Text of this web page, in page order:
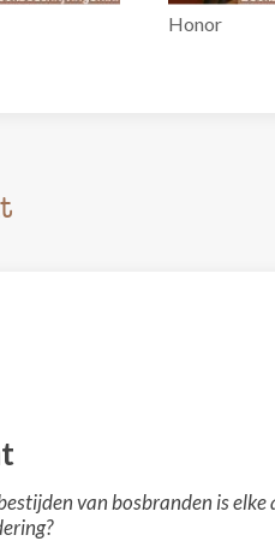
Honor
van bosbranden is